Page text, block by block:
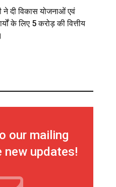
ने दी विकास योजनाओं एवं
के लिए 5 करोड़ की वित्तीय
our mailing
new updates!